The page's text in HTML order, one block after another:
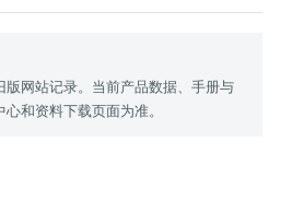
版网站记录。当前产品数据、手册与
和资料下载页面为准。